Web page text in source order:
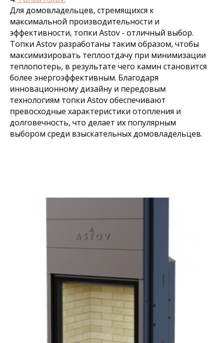
Для домовладельцев, стремящихся к
максимальной производительности и
эффективности, топки Astov - отличный выбор.
Топки Astov разработаны таким образом, чтобы
максимизировать теплоотдачу при минимизации
теплопотерь, в результате чего камин становится
более энергоэффективным. Благодаря
инновационному дизайну и передовым
технологиям топки Astov обеспечивают
превосходные характеристики отопления и
долговечность, что делает их популярным
выбором среди взыскательных домовладельцев.